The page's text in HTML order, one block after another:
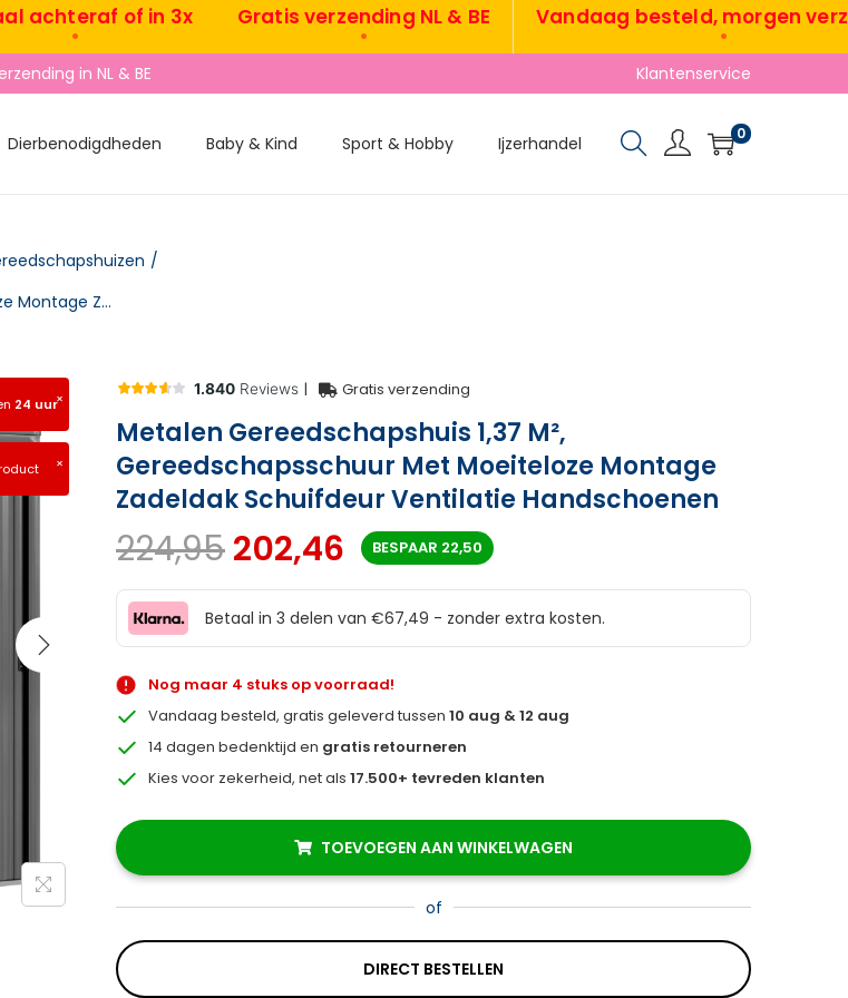
of in 3x Gratis verzending NL & BE Vandaag besteld, morgen
in NL & BE Klantenservice
Dierbenodigdheden Baby & Kind Sport & Hobby Ijzerhandel 0
/
Metalen Gereedschapshuis 1,37 M², Gereedschapsschuur Met Moeiteloze Montage Zadeldak Schuifdeur Ventilatie Handschoenen
×
24 uur
×
| Gratis verzending
Metalen Gereedschapshuis 1,37 M²,
Gereedschapsschuur Met Moeiteloze Montage
Zadeldak Schuifdeur Ventilatie Handschoenen
224,95202,46 BESPAAR 22,50
Betaal in 3 delen van €67,49 - zonder extra kosten.
Nog maar 4 stuks op voorraad!
Vandaag besteld, gratis geleverd tussen10 aug & 12 aug
14 dagen bedenktijd en gratis retourneren
Kies voor zekerheid, net als17.500+ tevreden klanten
TOEVOEGEN AAN WINKELWAGEN
of
DIRECT BESTELLEN